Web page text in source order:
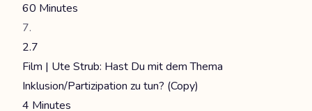
60 Minutes
2.7
Film | Ute Strub: Hast Du mit dem Thema
Inklusion/Partizipation zu tun? (Copy)
4 Minutes